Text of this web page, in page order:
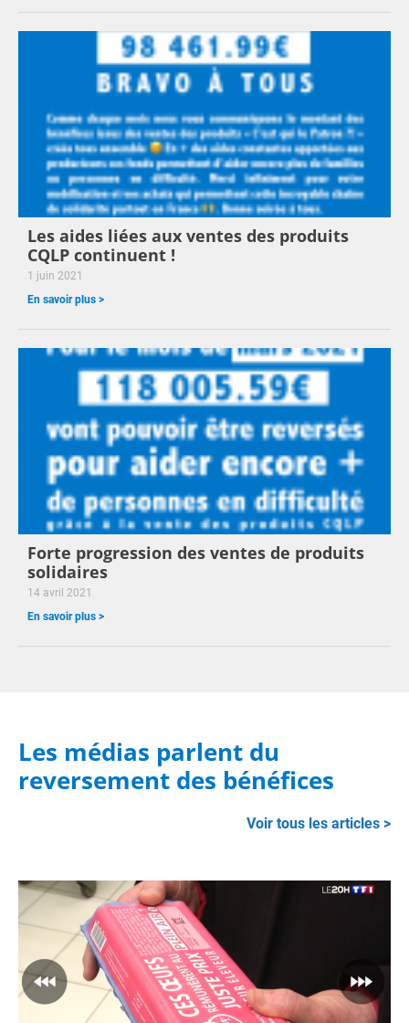
Les aides liées aux ventes des produits
CQLP continuent !
1 juin 2021
En savoir plus >
Forte progression des ventes de produits
solidaires
14 avril 2021
En savoir plus >
Les médias parlent du
reversement des bénéfices
Voir tous les articles >